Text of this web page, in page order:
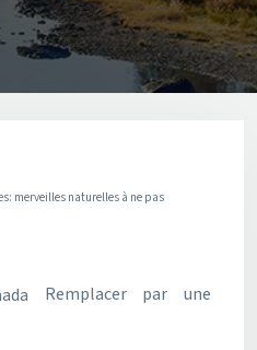
merveilles naturelles à ne pas
Remplacer par une